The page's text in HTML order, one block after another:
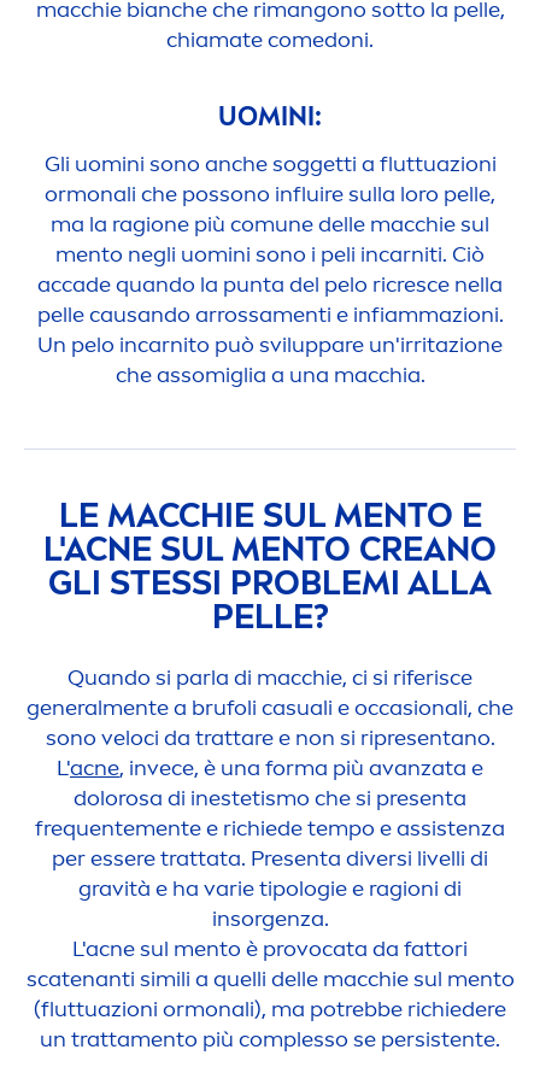
macchie bianche che rimangono sotto la pelle,
chiamate comedoni.
UOMINI:
Gli uomini sono anche soggetti a fluttuazioni
ormonali che possono influire sulla loro pelle,
ma la ragione più comune delle macchie sul
mento negli uomini sono i peli incarniti. Ciò
accade quando la punta del pelo ricresce nella
pelle causando arrossamenti e infiammazioni.
Un pelo incarnito può sviluppare un'irritazione
che assomiglia a una macchia.
LE MACCHIE SULMENTO E
L'ACNE SULMENTO CREANO
GLI STESSI PROBLEMI ALLA
PELLE?
Quando si parla di macchie, ci si riferisce
generalmente a brufoli casuali e occasionali, che
sono veloci da trattare e non si ripresentano.
L'acne, invece, è una forma più avanzata e
dolorosa di inestetismo che si presenta
frequentemente e richiede tempo e assistenza
per essere trattata. Presenta diversi livelli di
gravità e ha varie tipologie e ragioni di
insorgenza.
L'acne sul mento è provocata da fattori
scatenanti simili a quelli delle macchie sul mento
(fluttuazioni ormonali), ma potrebbe richiedere
un trattamento più complesso se persistente.